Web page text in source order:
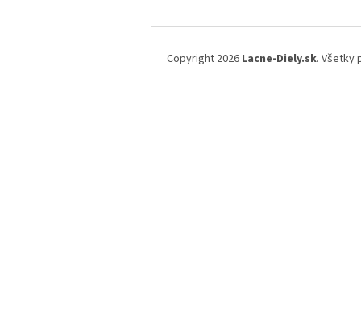
Copyright 2026 Lacne-Diely.sk. Všetky